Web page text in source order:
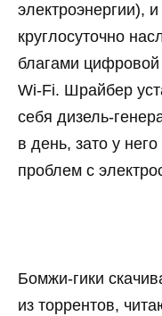
электроэнергии),
круглосуточно
благами
Wi-Fi. Шрайбер
себя дизель-
в день, зато у него
проблем с
Бомжи-гики
из торрентов,